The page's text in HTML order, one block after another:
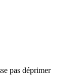
pas déprimer